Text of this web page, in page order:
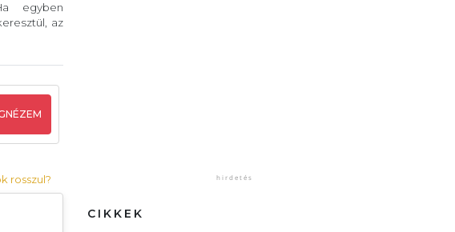
egyben
az
rosszul?
CIKKEK